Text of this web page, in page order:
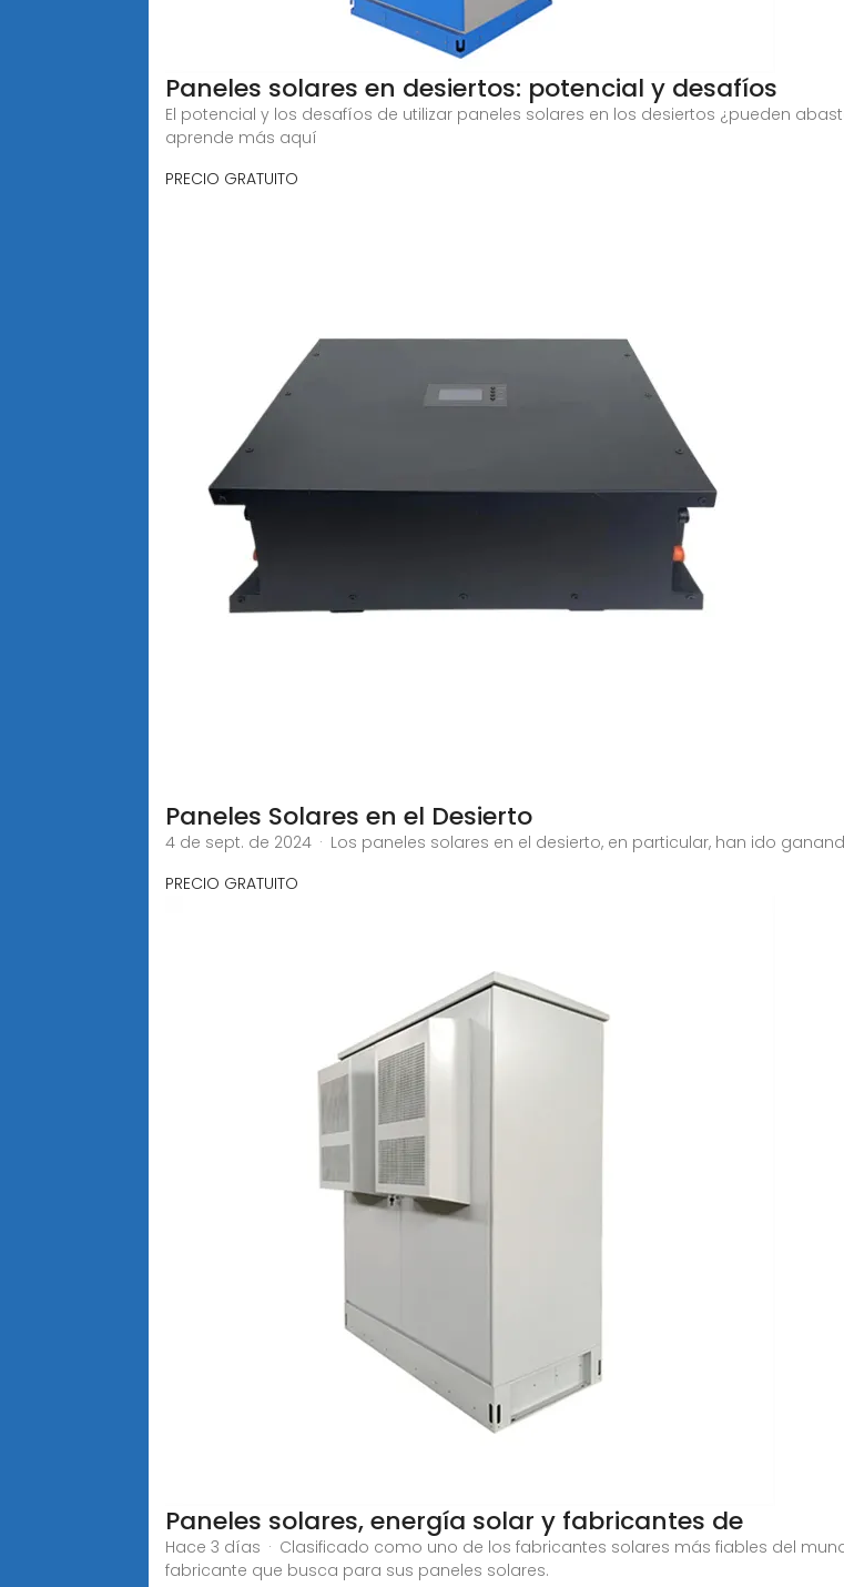
Paneles solares en desiertos: potencial y desafíos
El potencial y los desafíos de utilizar paneles solares en los desiertos ¿pueden
aprende más aquí
PRECIO GRATUITO
Paneles Solares en el Desierto
4 de sept. de 2024 · Los paneles solares en el desierto, en particular, han ido
PRECIO GRATUITO
Paneles solares, energía solar y fabricantes de
Hace 3 días · Clasificado como uno de los fabricantes solares más fiables del
fabricante que busca para sus paneles solares.